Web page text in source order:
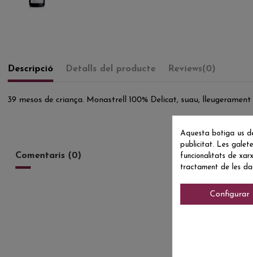
Descripció Detalls del producte Reviews(0)
39 mesos de criança. Monastrell 100% Delicat, suau,
Comentaris (0)
Aquesta botiga us
publicitat. Les
funcionalitats de
tractament de les
Configurar